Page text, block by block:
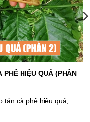
PHÊ HIỆU QUẢ (PHẦN
tán cà phê hiệu quả,